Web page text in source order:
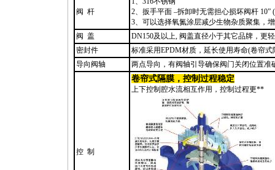
阀 杆
2、扳手平面 –拆卸时无需担心损坏阀杆 10”
3、可以选择氧氮涂层减少生物杂质聚集，
阀 盖
DN150及以上, 阀盖直径小于其它品牌，更
密封件
标准采用EPDM材质，延长使用寿命(卷帘
导向阀轴
两点导向，有阀轴引导确保阀门关闭位置准
控 制
卷帘式隔膜，控制过程稳定
上下控制腔水流相互作用，控制过程更**